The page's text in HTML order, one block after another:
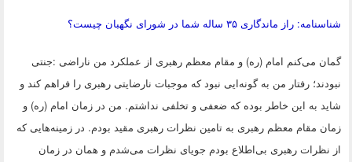
شناسنامه: راز ماندگاری ۳۵ ساله شما در شورای نگهبان چیست؟
جنتی: گمان می‌کنم امام (ره) و مقام معظم رهبری از عملکرد من ناراضی
نبودند؛ رفتار من به گونه‌ایی نبود که موجبات نارضایتی رهبری را فراهم کند و
شاید به این خاطر بوده که ضعفی و تخلفی نداشتم. من در زمان امام (ره) و
زمان مقام معظم رهبری به تامین نظرات رهبری مقید بودم. در زمینه‌هایی که
از نظرات رهبری بی‌اطلاع بودم جویای نظرات می‌شدم و همان در زمان